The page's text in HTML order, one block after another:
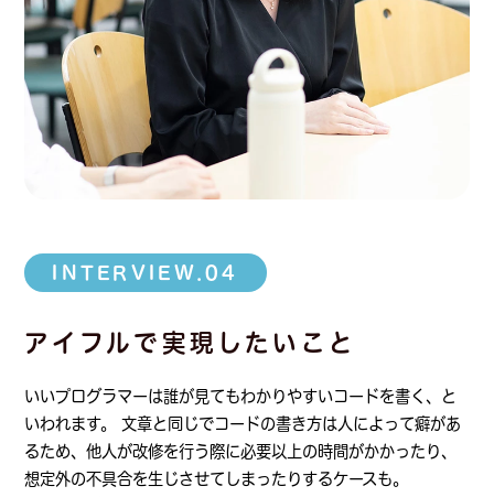
INTERVIEW.04
アイフルで実現したいこと
いいプログラマーは誰が見てもわかりやすいコードを書く、と
いわれます。 文章と同じでコードの書き方は人によって癖があ
るため、他人が改修を行う際に必要以上の時間がかかったり、
想定外の不具合を生じさせてしまったりするケースも。